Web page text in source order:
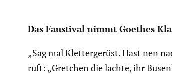
Das Faustival nimmt Goethes
„Sag mal Kletter­ge­rüst. Hast nen
ruft: „Gretchen die lachte, ihr